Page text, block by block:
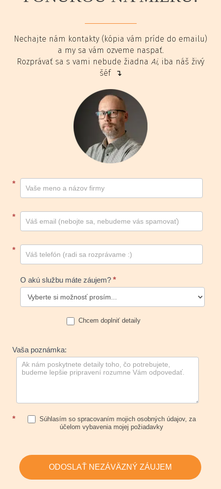
Nechajte nám kontakty (kópia vám príde do emailu)
a my sa vám ozveme naspať.
Rozprávať sa s vami nebude žiadna Ai, iba náš živý
šéf ↴
Kontakt
footer
*
*
*
O akú službu máte záujem? *
Chcem doplniť detaily
Vaša poznámka:
*
Súhlasím so spracovaním mojich osobných údajov, za
účelom vybavenia mojej požiadavky
ODOSLAŤ NEZÁVÄZNÝ ZÁUJEM